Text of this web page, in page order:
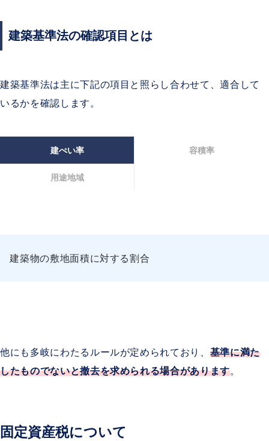
建築基準法の確認項目とは
建築基準法は主に下記の項目と照らし合わせて、適合して
いるかを確認します。
建ぺい率 容積率
用途地域
建築物の敷地面積に対する割合
他にも多岐にわたるルールが定められており、 基準に満た
したものでないと撤去を求められる場合があります。
固定資産税について